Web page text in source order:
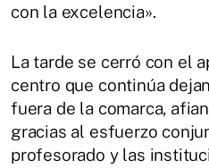
con la excelencia».
La tarde se cerró con el
centro que continúa
fuera de la comarca,
gracias al esfuerzo
profesorado y las